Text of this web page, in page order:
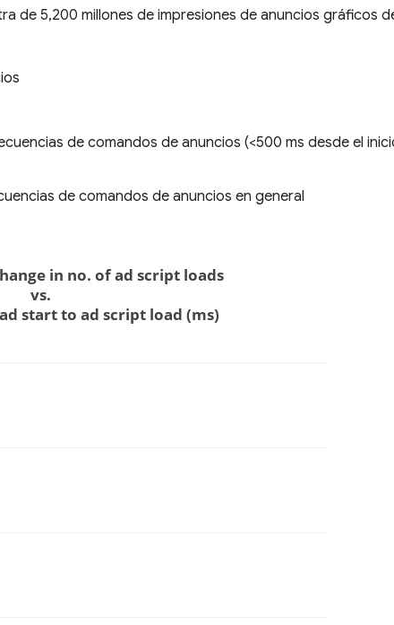
de 5,200 millones de impresiones de anuncios gráficos
de comandos de anuncios (<500 ms desde el
de comandos de anuncios en general